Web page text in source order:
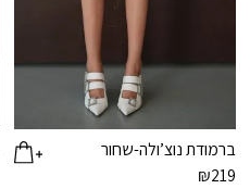
ברמודת נוצ’ולה-שחור
₪219